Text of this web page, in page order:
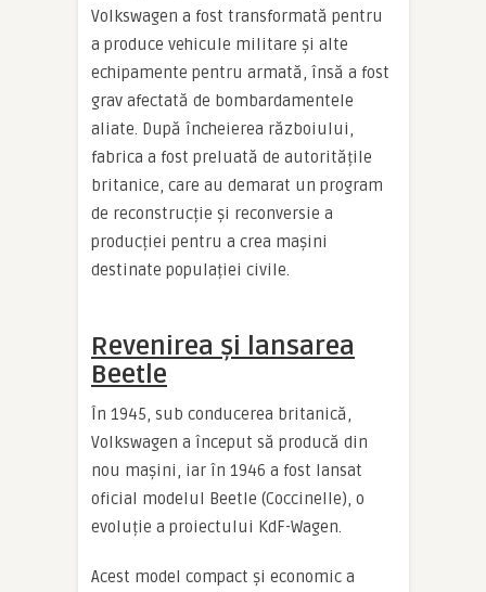
Volkswagen a fost transformată pentru
a produce vehicule militare și alte
echipamente pentru armată, însă a fost
grav afectată de bombardamentele
aliate. După încheierea războiului,
fabrica a fost preluată de autoritățile
britanice, care au demarat un program
de reconstrucție și reconversie a
producției pentru a crea mașini
destinate populației civile.
Revenirea și lansarea
Beetle
În 1945, sub conducerea britanică,
Volkswagen a început să producă din
nou mașini, iar în 1946 a fost lansat
oficial modelul Beetle (Coccinelle), o
evoluție a proiectului KdF-Wagen.
Acest model compact și economic a